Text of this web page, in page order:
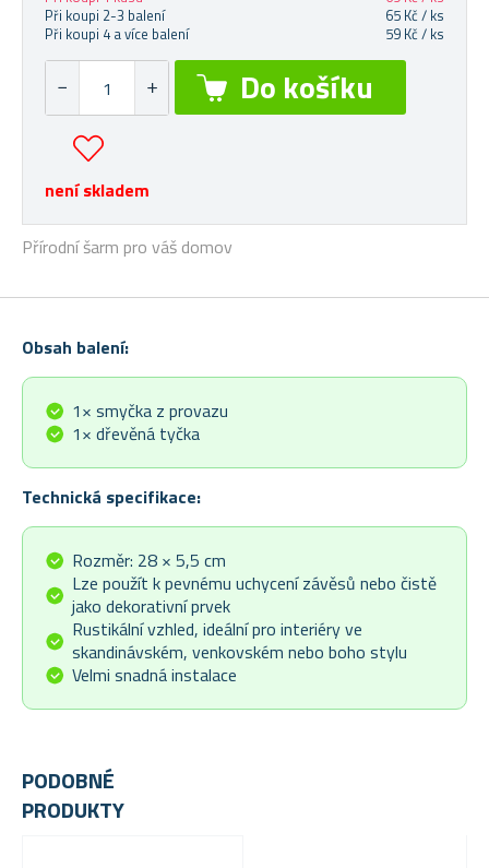
Přírodní šarm pro váš domov
Při koupi 2-3 balení
65 Kč / ks
Při koupi 4 a více balení
59 Kč / ks
není skladem
Obsah balení:
1× smyčka z provazu
1× dřevěná tyčka
Technická specifikace:
Rozměr: 28 × 5,5 cm
Lze použít k pevnému uchycení závěsů nebo čistě
jako dekorativní prvek
Rustikální vzhled, ideální pro interiéry ve
skandinávském, venkovském nebo boho stylu
Velmi snadná instalace
PODOBNÉ
PRODUKTY